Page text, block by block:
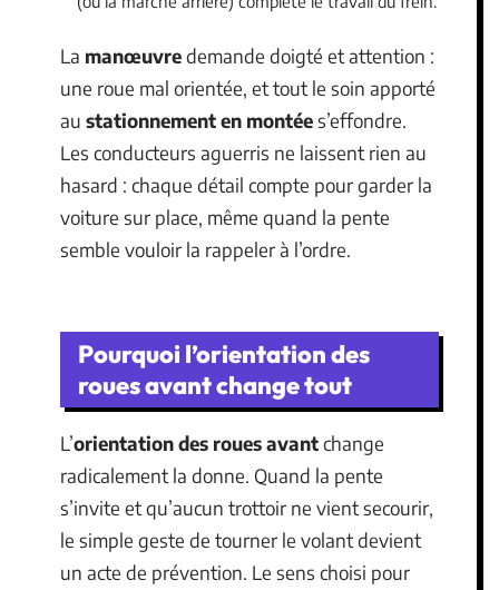
La manœuvredemande doigté et attention :
une roue mal orientée, et tout le soin apporté
au stationnement en montées’effondre.
Les conducteurs aguerris ne laissent rien au
hasard : chaque détail compte pour garder la
voiture sur place, même quand la pente
semble vouloir la rappeler à l’ordre.
Pourquoi l’orientation des
roues avant change tout
L’orientation des roues avantchange
radicalement la donne. Quand la pente
s’invite et qu’aucun trottoir ne vient secourir,
le simple geste de tourner le volant devient
un acte de prévention. Le sens choisi pour